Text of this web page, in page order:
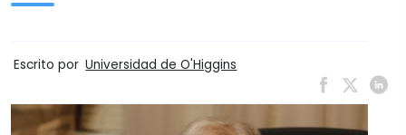
Escrito por Universidad de O'Higgins